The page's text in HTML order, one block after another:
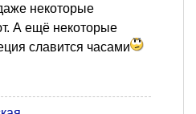
некоторые
А ещё некоторые
славится часами